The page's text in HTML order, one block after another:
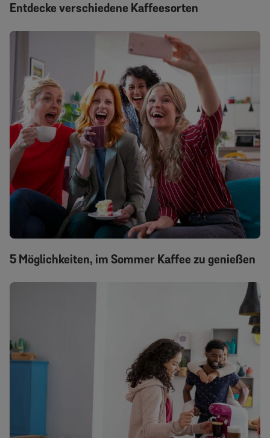
Entdecke verschiedene Kaffeesorten
5 Möglichkeiten, im Sommer Kaffee zu genießen